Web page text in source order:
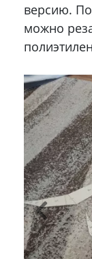
версию.
можно